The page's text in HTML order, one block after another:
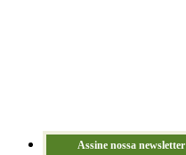
Assine nossa newsletter